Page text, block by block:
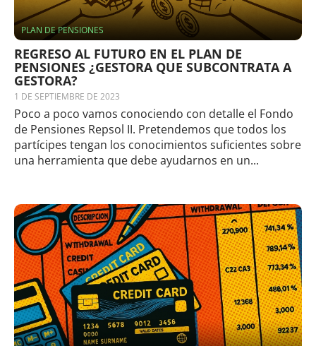
PLAN DE PENSIONES
REGRESO AL FUTURO EN EL PLAN DE
PENSIONES ¿GESTORA QUE SUBCONTRATA A
GESTORA?
1 DE SEPTIEMBRE DE 2023
Poco a poco vamos conociendo con detalle el Fondo
de Pensiones Repsol II. Pretendemos que todos los
partícipes tengan los conocimientos suficientes sobre
una herramienta que debe ayudarnos en un...